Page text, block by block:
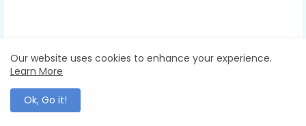
Our website uses cookies to enhance your experience.
Learn More
Ok, Go it!